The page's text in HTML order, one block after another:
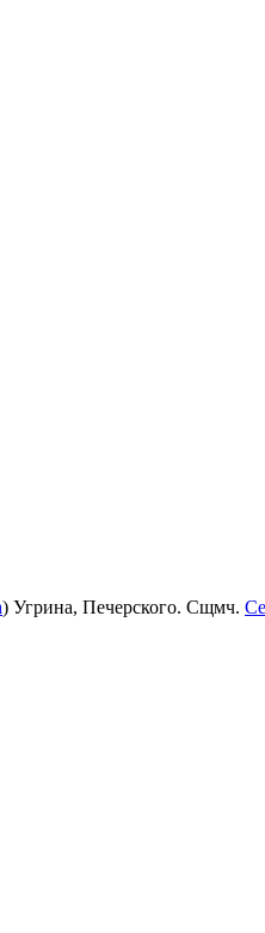
) Угрина, Печерского. Сщмч.